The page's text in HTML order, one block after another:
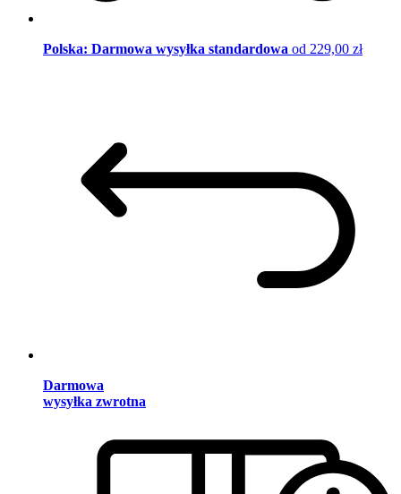
Polska: Darmowa wysyłka standardowa od 229,00 zł
Darmowa
wysyłka zwrotna